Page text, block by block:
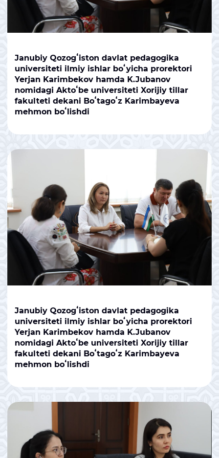
Janubiy Qozogʻiston davlat pedagogika
universiteti ilmiy ishlar boʻyicha prorektori
Yerjan Karimbekov hamda K.Jubanov
nomidagi Aktoʻbe universiteti Xorijiy tillar
fakulteti dekani Boʻtagoʻz Karimbayeva
mehmon boʻlishdi
Janubiy Qozogʻiston davlat pedagogika
universiteti ilmiy ishlar boʻyicha prorektori
Yerjan Karimbekov hamda K.Jubanov
nomidagi Aktoʻbe universiteti Xorijiy tillar
fakulteti dekani Boʻtagoʻz Karimbayeva
mehmon boʻlishdi